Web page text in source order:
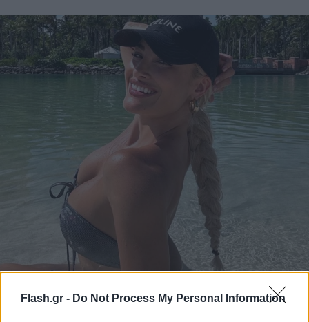
Flash.gr - Do Not Process My Personal Information